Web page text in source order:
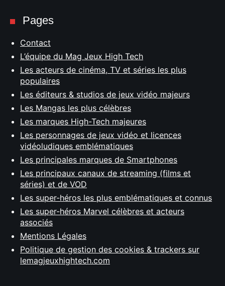
Pages
Contact
L’équipe du Mag Jeux High Tech
Les acteurs de cinéma, TV et séries les plus
populaires
Les éditeurs & studios de jeux vidéo majeurs
Les Mangas les plus célèbres
Les marques High-Tech majeures
Les personnages de jeux vidéo et licences
vidéoludiques emblématiques
Les principales marques de Smartphones
Les principaux canaux de streaming (films et
séries) et de VOD
Les super-héros les plus emblématiques et connus
Les super-héros Marvel célèbres et acteurs
associés
Mentions Légales
Politique de gestion des cookies & trackers sur
lemagjeuxhightech.com